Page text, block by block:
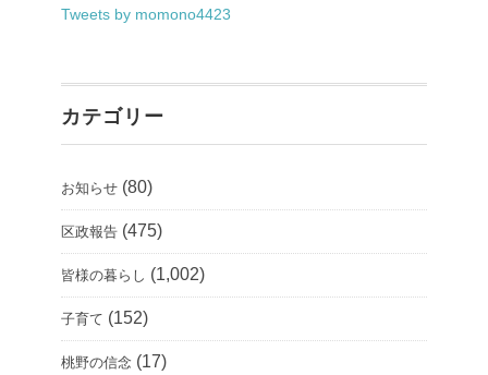
Tweets by momono4423
カテゴリー
お知らせ (80)
区政報告 (475)
皆様の暮らし (1,002)
子育て (152)
桃野の信念 (17)